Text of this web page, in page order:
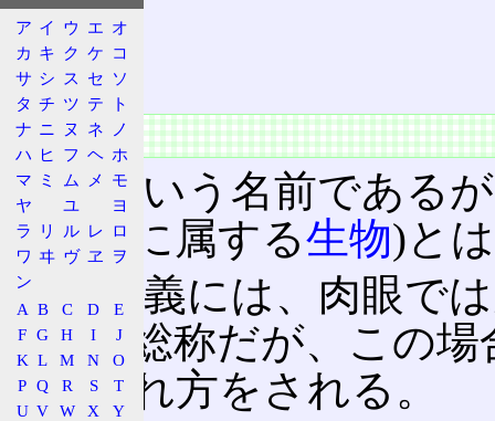
目次
概要
特徴
概要
細菌という名前である
で菌界 に属する生物)と
また広義には、肉眼で
生物の総称だが、この
の使われ方をされる。
ア イ ウ エ オ
カ キ ク ケ コ
サ シ ス セ ソ
タ チ ツ テ
ト
ナ ニ ヌ ネ
ノ
ハ ヒ フ ヘ ホ
マ ミ ム メ
モ
ヤ
ユ
ヨ
ラ
リ ル レ ロ
ワ ヰ ヴ ヱ
ヲ
ン
A B C D
E
F G H I
J
K L M N
O
P Q R S
T
U V W X
Y